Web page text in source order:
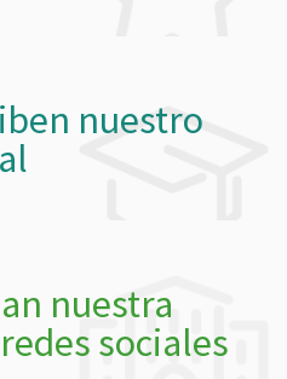
nuestro
nuestra
sociales